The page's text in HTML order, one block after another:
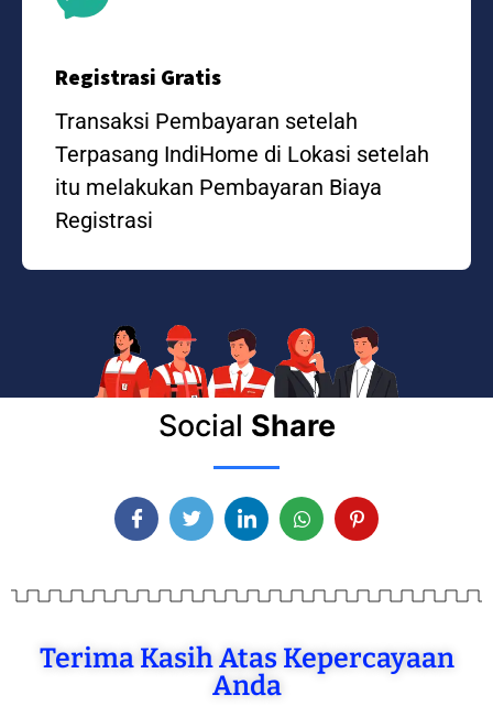
Registrasi Gratis
Transaksi Pembayaran setelah
Terpasang IndiHome di Lokasi setelah
itu melakukan Pembayaran Biaya
Registrasi
Social Share
Terima Kasih Atas Kepercayaan
Anda